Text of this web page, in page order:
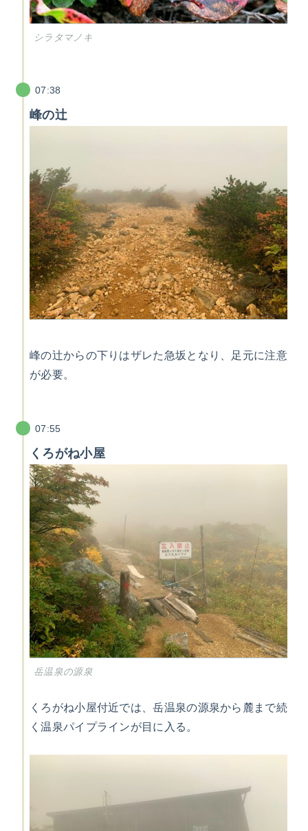
シラタマノキ
07:38
峰の辻
峰の辻からの下りはザレた急坂となり、足元に注意
が必要。
07:55
くろがね小屋
岳温泉の源泉
くろがね小屋付近では、岳温泉の源泉から麓まで続
く温泉パイプラインが目に入る。